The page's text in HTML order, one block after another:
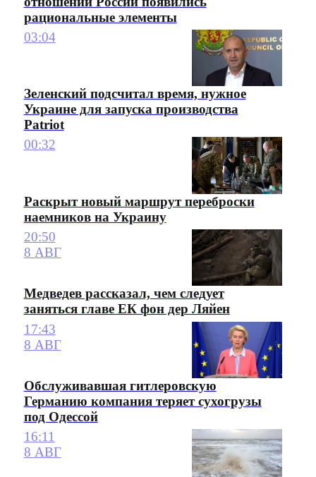
рациональные элементы
03:04
Зеленский подсчитал время, нужное
Украине для запуска производства
Patriot
00:32
Раскрыт новый маршрут переброски
наемников на Украину
20:50
8 АВГ
Медведев рассказал, чем следует
заняться главе ЕК фон дер Ляйен
17:43
8 АВГ
Обслуживавшая гитлеровскую
Германию компания теряет сухогрузы
под Одессой
16:11
8 АВГ